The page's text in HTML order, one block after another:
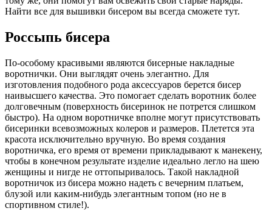
Найти все для вышивки бисером вы всегда сможете тут.
Россыпь бисера
По-особому красивыми являются бисерные накладные
воротнички. Они выглядят очень элегантно. Для
изготовления подобного рода аксессуаров берется бисер
наивысшего качества. Это помогает сделать воротник более
долговечным (поверхность бисеринок не потрется слишком
быстро). На одном воротничке вполне могут присутствовать
бисеринки всевозможных колеров и размеров. Плетется эта
красота исключительно вручную. Во время создания
воротничка, его время от времени прикладывают к манекену,
чтобы в конечном результате изделие идеально легло на шею
женщины и нигде не оттопыривалось. Такой накладной
воротничок из бисера можно надеть с вечерним платьем,
блузой или каким-нибудь элегантным топом (но не в
спортивном стиле!).